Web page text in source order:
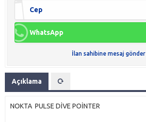
Cep
WhatsApp
İlan sahibine mesaj gönder
Açıklama
NOKTA PULSE DİVE POİNTER